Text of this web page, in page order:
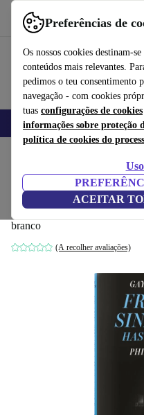
Preferências de
Os nossos cookies destinam-
conteúdos mais relevantes.
pedimos o teu consentimento
navegação - com cookies
tuas configurações de cookies
informações sobre proteção
política de cookies do
ACEITAR
Use o refurbed de forma rápida e
Telemóveis Computadores
Gay Talese. Phil
a Cold
branco
(A recolher avaliações)